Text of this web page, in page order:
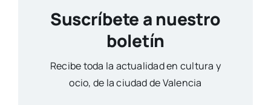
Suscríbete a nuestro
boletín
Reci­be toda la actua­li­dad en cul­tu­ra y
ocio, de la ciu­dad de Valen­cia